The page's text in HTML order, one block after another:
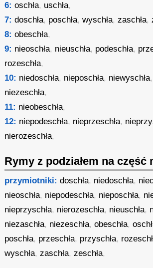
6: oschła, uschła,
7: doschła, poschła,wyschła,zaschła,
8: obeschła,
9: nieoschła, nieuschła, podeschła,
rozeschła,
10: niedoschła, nieposchła, niewyschła,
niezeschła,
11: nieobeschła,
12: niepodeschła, nieprzeschła,
nierozeschła,
Rymy z podziałem na część
przymiotniki: doschła, niedoschła,
nieoschła, niepodeschła, nieposchła,
nieprzyschła, nierozeschła, nieuschła,
niezaschła, niezeschła,obeschła,
poschła, przeschła, przyschła,
wyschła,zaschła,zeschła,